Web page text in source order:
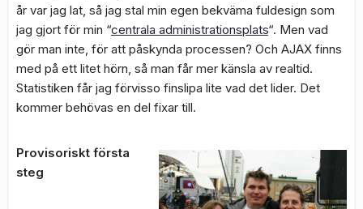
år var jag lat, så jag stal min egen bekväma fuldesign som
jag gjort för min “centrala administrationsplats“. Men vad
gör man inte, för att påskynda processen? Och AJAX finns
med på ett litet hörn, så man får mer känsla av realtid.
Statistiken får jag förvisso finslipa lite vad det lider. Det
kommer behövas en del fixar till.
Provisoriskt första
steg